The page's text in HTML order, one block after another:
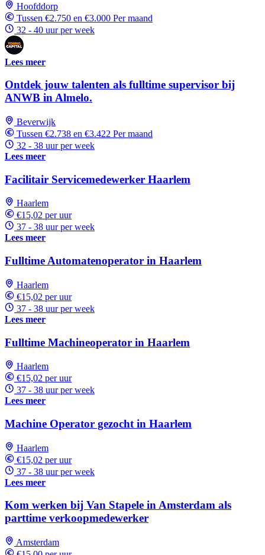
Hoofddorp
Tussen €2.750 en €3.000 Per maand
32 - 40 uur per week
Lees meer
Ontdek jouw talenten als fulltime supervisor bij
ANWB in Almelo.
Beverwijk
Tussen €2.738 en €3.422 Per maand
32 - 38 uur per week
Lees meer
Facilitair Servicemedewerker Haarlem
Haarlem
€15,02 per uur
37 - 38 uur per week
Lees meer
Fulltime Automatenoperator in Haarlem
Haarlem
€15,02 per uur
37 - 38 uur per week
Lees meer
Fulltime Machineoperator in Haarlem
Haarlem
€15,02 per uur
37 - 38 uur per week
Lees meer
Machine Operator gezocht in Haarlem
Haarlem
€15,02 per uur
37 - 38 uur per week
Lees meer
Kom werken bij Van Stapele in Amsterdam als
parttime verkoopmedewerker
Amsterdam